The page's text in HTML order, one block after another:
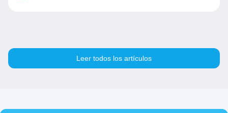
Leer todos los artículos